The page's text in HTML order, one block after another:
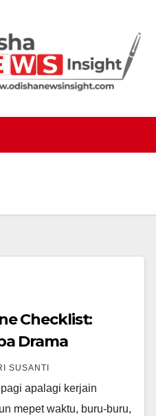
Checklist:
Drama
SUSANTI
apalagi kerjain
mepet waktu, buru-buru,